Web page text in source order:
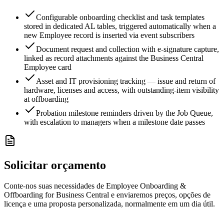
Configurable onboarding checklist and task templates
stored in dedicated AL tables, triggered automatically when a
new Employee record is inserted via event subscribers
Document request and collection with e-signature capture,
linked as record attachments against the Business Central
Employee card
Asset and IT provisioning tracking — issue and return of
hardware, licenses and access, with outstanding-item visibility
at offboarding
Probation milestone reminders driven by the Job Queue,
with escalation to managers when a milestone date passes
Solicitar orçamento
Conte-nos suas necessidades de Employee Onboarding &
Offboarding for Business Central e enviaremos preços, opções de
licença e uma proposta personalizada, normalmente em um dia útil.